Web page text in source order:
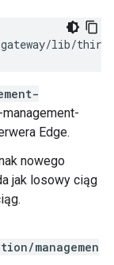
lib/
Edge.
nowego
jak losowy ciąg
managemen